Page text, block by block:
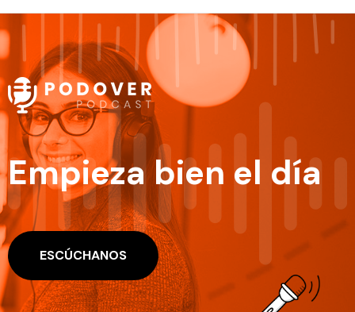
Empieza bien el día
ESCÚCHANOS